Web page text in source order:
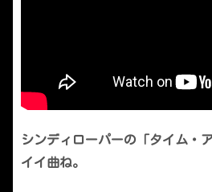
シンディローパーの「タイム・
イイ曲ね。